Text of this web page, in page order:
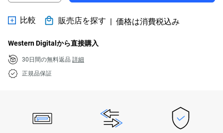
比較 販売店を探す | 価格は消費税込み
Western Digitalから直接購入
30日間の無料返品 詳細
正規品保証